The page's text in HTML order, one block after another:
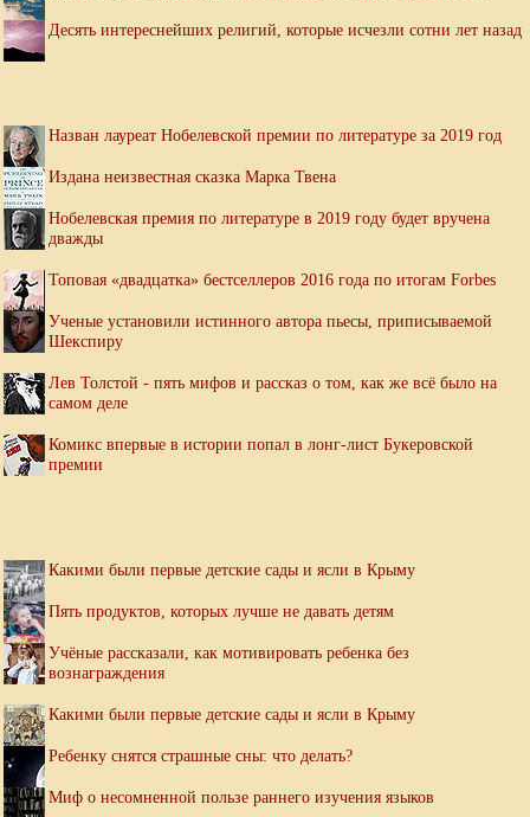
Десять интереснейших религий, которые исчезли сотни лет назад
Назван лауреат Нобелевской премии по литературе за 2019 год
Издана неизвестная сказка Марка Твена
Нобелевская премия по литературе в 2019 году будет вручена
дважды
Топовая «двадцатка» бестселлеров 2016 года по итогам Forbes
Ученые установили истинного автора пьесы, приписываемой
Шекспиру
Лев Толстой - пять мифов и рассказ о том, как же всё было на
самом деле
Комикс впервые в истории попал в лонг-лист Букеровской
премии
Какими были первые детские сады и ясли в Крыму
Пять продуктов, которых лучше не давать детям
Учёные рассказали, как мотивировать ребенка без
вознаграждения
Какими были первые детские сады и ясли в Крыму
Ребенку снятся страшные сны: что делать?
Миф о несомненной пользе раннего изучения языков